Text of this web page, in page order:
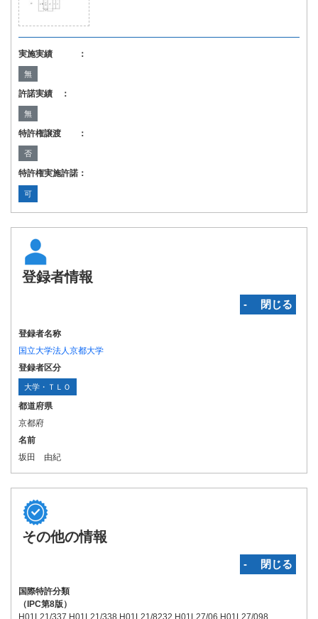
実施実績 ：
無
許諾実績 ：
無
特許権譲渡 ：
否
特許権実施許諾：
可
登録者情報
‐ 閉じる
登録者名称
国立大学法人京都大学
登録者区分
大学・ＴＬＯ
都道府県
京都府
名前
坂田 由紀
その他の情報
‐ 閉じる
国際特許分類
（IPC第8版）
H01L21/337 H01L21/338 H01L21/8232 H01L27/06 H01L27/098